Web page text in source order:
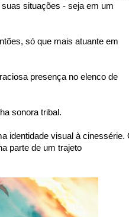
situações - seja em um
só que mais atuante em
presença no elenco de
sonora tribal.
identidade visual à cinessérie.
parte de um trajeto